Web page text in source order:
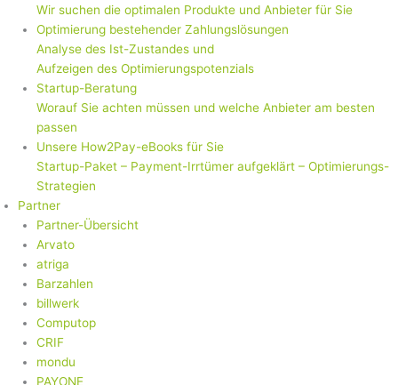
Wir suchen die optimalen Produkte und Anbieter für Sie
Optimierung bestehender Zahlungslösungen
Analyse des Ist-Zustandes und
Aufzeigen des Optimierungspotenzials
Startup-Beratung
Worauf Sie achten müssen und welche Anbieter am besten
passen
Unsere How2Pay-eBooks für Sie
Startup-Paket – Payment-Irrtümer aufgeklärt – Optimierungs-
Strategien
Partner
Partner-Übersicht
Arvato
atriga
Barzahlen
billwerk
Computop
CRIF
mondu
PAYONE